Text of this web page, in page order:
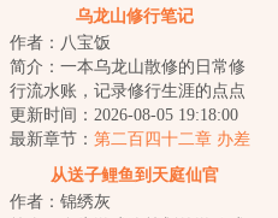
乌龙山修行笔记
作者：八宝饭
简介：一本乌龙山散修的日常修
行流水账，记录修行生涯的点点
滴滴......女怕嫁错郎，男怕入错
行，既然一开...
更新时间：2026-08-05 19:18:00
最新章节： 第二百四十二章 办差
从送子鲤鱼到天庭仙官
作者：锦绣灰